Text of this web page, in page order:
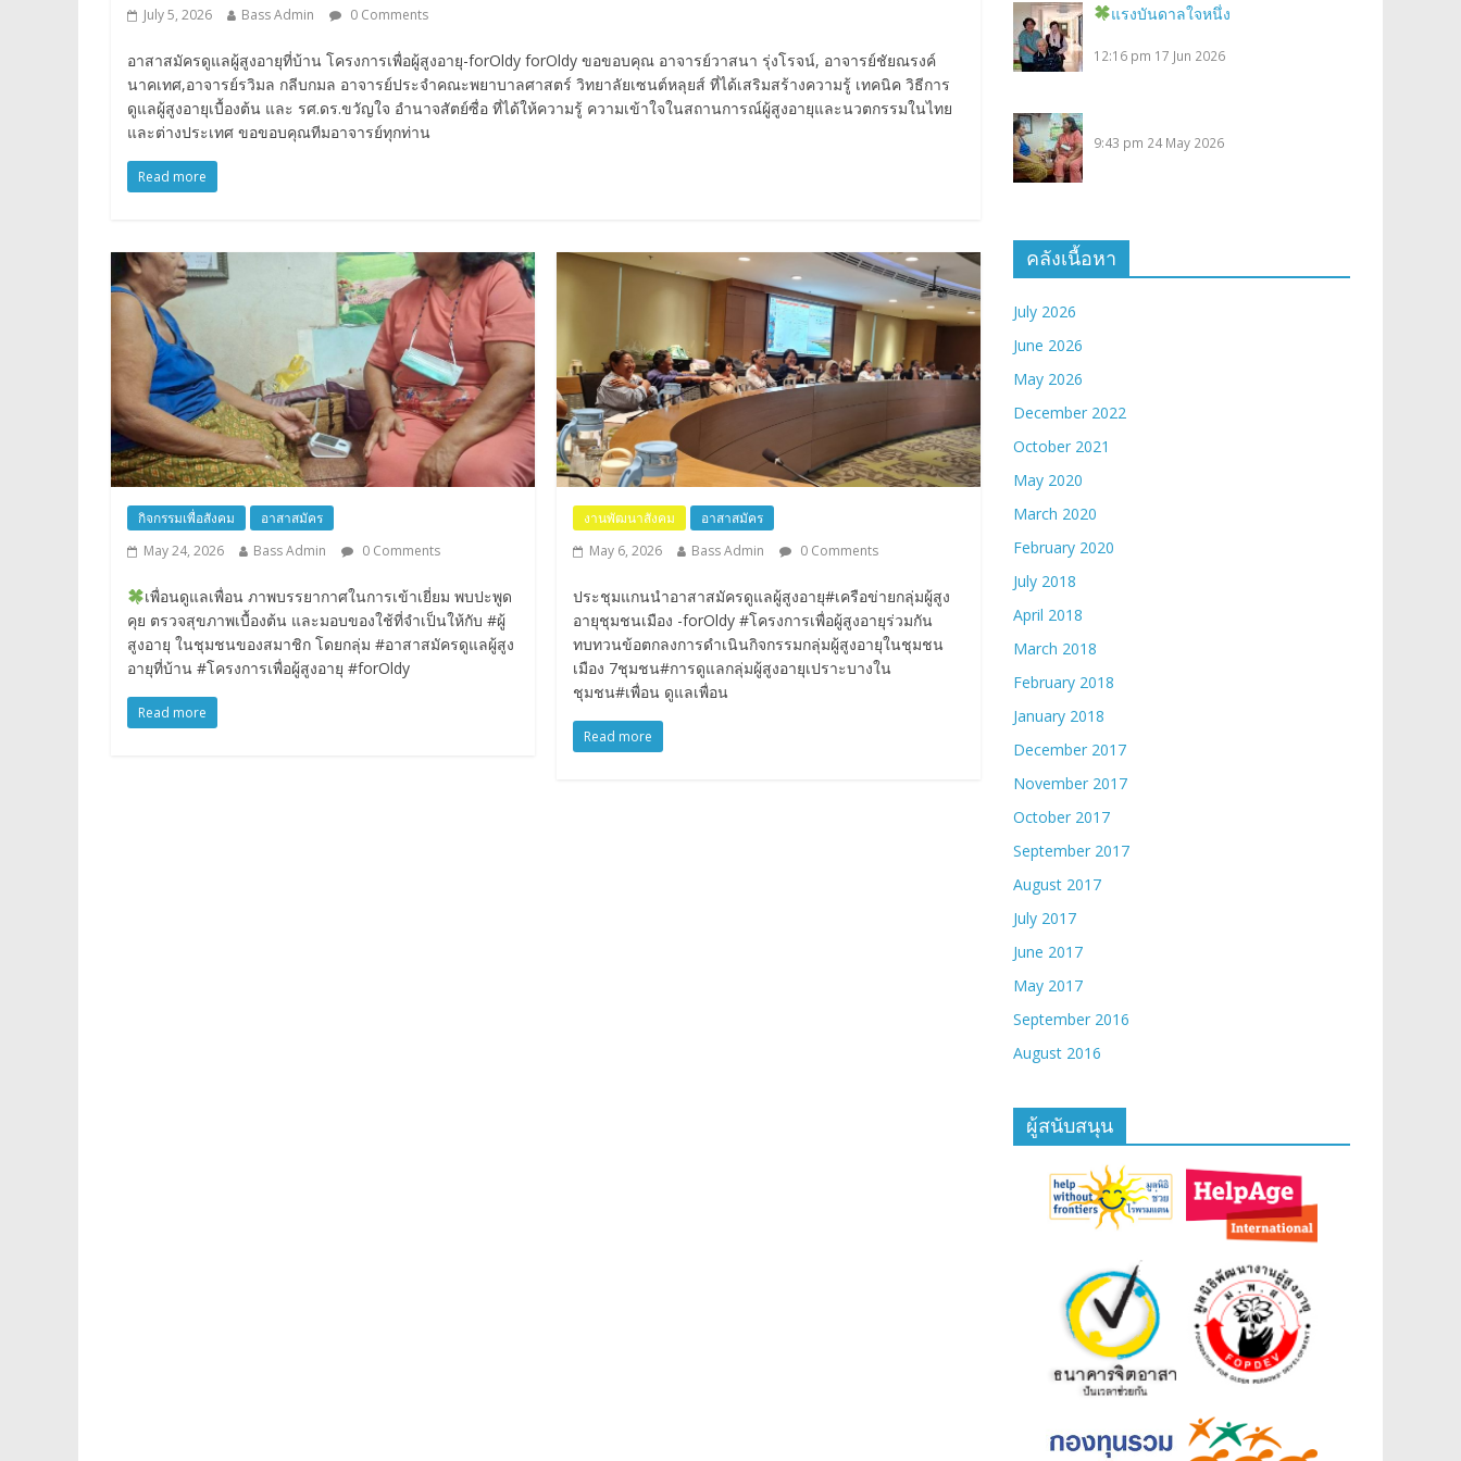
July 5, 2026 Bass Admin 0 Comments
อาสาสมัครดูแลผู้สูงอายุที่บ้าน โครงการเพื่อผู้สูงอายุ-forOldy forOldy ขอขอบคุณ อาจารย์วาสนา รุ่งโรจน์, อาจารย์ชัยณรงค์
นาคเทศ,อาจารย์รวิมล กลีบกมล อาจารย์ประจำคณะพยาบาลศาสตร์ วิทยาลัยเซนต์หลุยส์ ที่ได้เสริมสร้างความรู้ เทคนิค วิธีการ
ดูแลผู้สูงอายุเบื้องต้น และ รศ.ดร.ขวัญใจ อำนาจสัตย์ซื่อ ที่ได้ให้ความรู้ ความเข้าใจในสถานการณ์ผู้สูงอายุและนวตกรรมในไทย
และต่างประเทศ ขอขอบคุณทีมอาจารย์ทุกท่าน
Read more
กิจกรรมเพื่อสังคม
อาสาสมัคร
May 24, 2026
Bass Admin 0 Comments
เพื่อนดูแลเพื่อน ภาพบรรยากาศในการเข้าเยี่ยม พบปะพูด
คุย ตรวจสุขภาพเบื้องต้น และมอบของใช้ที่จำเป็นให้กับ #ผู้
สูงอายุ ในชุมชนของสมาชิก โดยกลุ่ม #อาสาสมัครดูแลผู้สูง
อายุที่บ้าน #โครงการเพื่อผู้สูงอายุ #forOldy
Read more
งานพัฒนาสังคม
อาสาสมัคร
May 6, 2026
Bass Admin 0 Comments
ประชุมแกนนำอาสาสมัครดูแลผู้สูงอายุ#เครือข่ายกลุ่มผู้สูง
อายุชุมชนเมือง -forOldy #โครงการเพื่อผู้สูงอายุร่วมกัน
ทบทวนข้อตกลงการดำเนินกิจกรรมกลุ่มผู้สูงอายุในชุมชน
เมือง 7ชุมชน#การดูแลกลุ่มผู้สูงอายุเปราะบางใน
ชุมชน#เพื่อน ดูแลเพื่อน
Read more
แรงบันดาลใจหนึ่ง
12:16 pm 17 Jun 2026
9:43 pm 24 May 2026
คลังเนื้อหา
July 2026
June 2026
May 2026
December 2022
October 2021
May 2020
March 2020
February 2020
July 2018
April 2018
March 2018
February 2018
January 2018
December 2017
November 2017
October 2017
September 2017
August 2017
July 2017
June 2017
May 2017
September 2016
August 2016
ผู้สนับสนุน